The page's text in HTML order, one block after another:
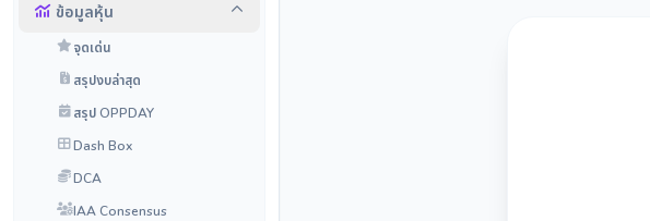
ข้อมูลหุ้น
จุดเด่น
สรุปงบล่าสุด
สรุป OPPDAY
Dash Box
DCA
IAA Consensus